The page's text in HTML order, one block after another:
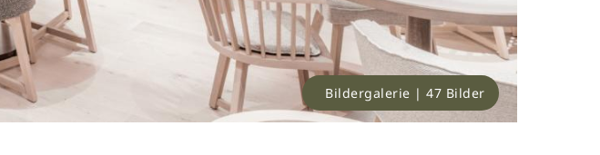
Bildergalerie | 47 Bilder